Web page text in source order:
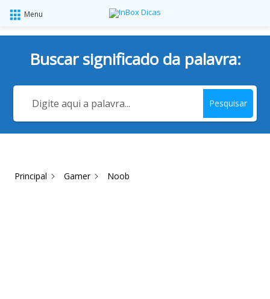
Menu
Buscar significado da palavra:
Pesquisar
Principal Gamer Noob